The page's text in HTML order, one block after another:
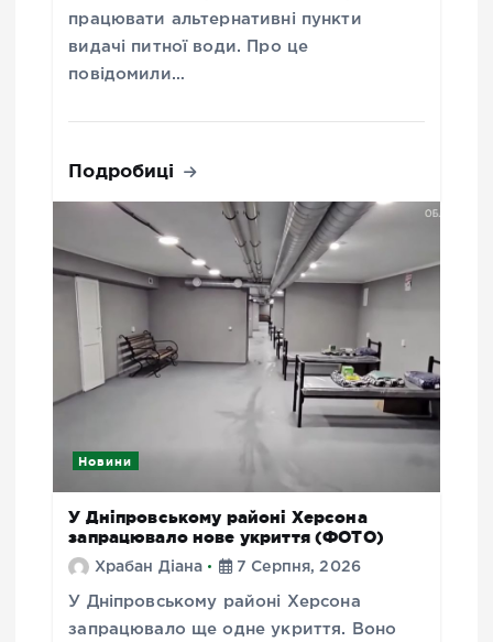
працювати альтернативні пункти
видачі питної води. Про це
повідомили…
Подробиці
Новини
У Дніпровському районі Херсона
запрацювало нове укриття (ФОТО)
Храбан Діана 7 Серпня, 2026
У Дніпровському районі Херсона
запрацювало ще одне укриття. Воно